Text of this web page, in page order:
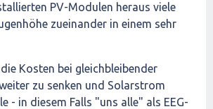
PV-Modulen heraus viele
zueinander in einem sehr
Kosten bei gleichbleibender
zu senken und Solarstrom
- in diesem Falls "uns alle" als EEG-